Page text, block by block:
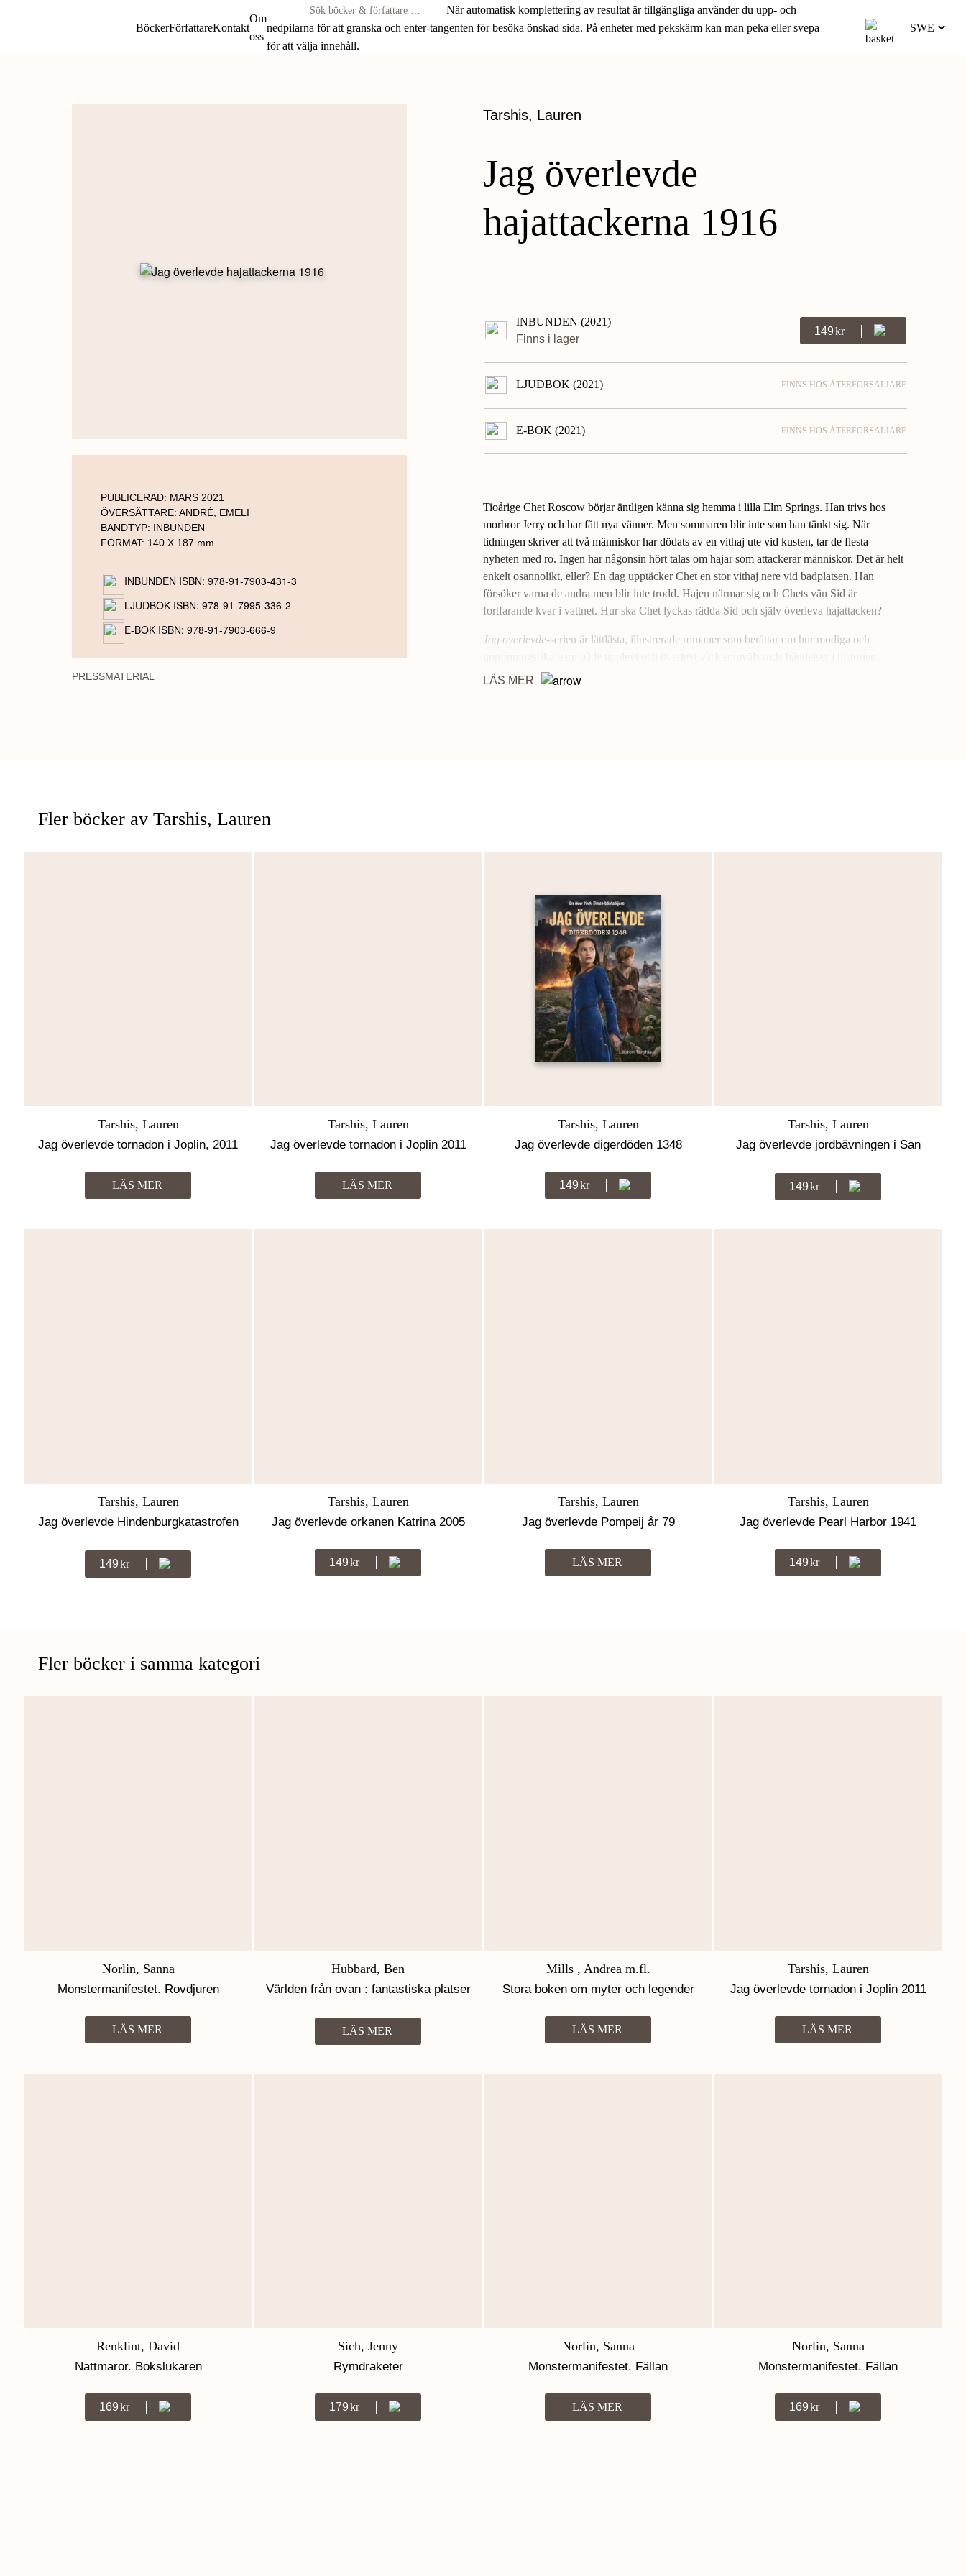
BöckerFörfattareKontakt
Om
oss
böcker
&
När automatisk komplettering av resultat är tillgängliga använder du upp- och
nedpilarna för att granska och enter-tangenten för besöka önskad sida. På enheter med pekskärm kan man peka eller svepa
för att välja innehåll.
PUBLICERAD: MARS 2021
ÖVERSÄTTARE: ANDRÉ, EMELI
BANDTYP: INBUNDEN
FORMAT: 140 X 187 mm
INBUNDEN ISBN: 978-91-7903-431-3
LJUDBOK ISBN: 978-91-7995-336-2
E-BOK ISBN: 978-91-7903-666-9
PRESSMATERIAL
Tarshis, Lauren
Jag överlevde
hajattackerna 1916
INBUNDEN (2021)
Finns i lager
149Kr
LJUDBOK (2021) FINNS HOS ÅTERFÖRSÄLJARE
E-BOK (2021) FINNS HOS ÅTERFÖRSÄLJARE
Tioårige Chet Roscow börjar äntligen känna sig hemma i lilla Elm Springs. Han trivs hos
morbror Jerry och har fått nya vänner. Men sommaren blir inte som han tänkt sig. När
tidningen skriver att två människor har dödats av en vithaj ute vid kusten, tar de flesta
nyheten med ro. Ingen har någonsin hört talas om hajar som attackerar människor. Det är helt
enkelt osannolikt, eller? En dag upptäcker Chet en stor vithaj nere vid badplatsen. Han
försöker varna de andra men blir inte trodd. Hajen närmar sig och Chets vän Sid är
fortfarande kvar i vattnet. Hur ska Chet lyckas rädda Sid och själv överleva hajattacken?
Jag överlevde-serien är lättlästa, illustrerade romaner som berättar om hur modiga och
uppfinningsrika barn både upplevt och överlevt världsomvälvande händelser i historien.
Passar såväl historienördar som spänningsläsare!
LÄS MER
Fler böcker av Tarshis, Lauren
Tarshis, Lauren
Jag överlevde tornadon i Joplin, 2011
LÄS MER
Tarshis, Lauren
Jag överlevde tornadon i Joplin 2011
LÄS MER
Tarshis, Lauren
Jag överlevde digerdöden 1348
149Kr
Tarshis, Lauren
Jag överlevde jordbävningen i San
149Kr
Tarshis, Lauren
Jag överlevde Hindenburgkatastrofen
149Kr
Tarshis, Lauren
Jag överlevde orkanen Katrina 2005
149Kr
Tarshis, Lauren
Jag överlevde Pompeij år 79
LÄS MER
Tarshis, Lauren
Jag överlevde Pearl Harbor 1941
149Kr
Fler böcker i samma kategori
Norlin, Sanna
Monstermanifestet. Rovdjuren
LÄS MER
Hubbard, Ben
Världen från ovan : fantastiska platser
LÄS MER
Mills , Andrea m.fl.
Stora boken om myter och legender
LÄS MER
Tarshis, Lauren
Jag överlevde tornadon i Joplin 2011
LÄS MER
Renklint, David
Nattmaror. Bokslukaren
169Kr
Sich, Jenny
Rymdraketer
179Kr
Norlin, Sanna
Monstermanifestet. Fällan
LÄS MER
Norlin, Sanna
Monstermanifestet. Fällan
169Kr